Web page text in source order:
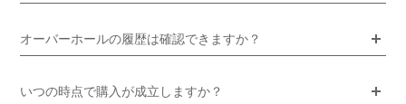
オーバーホールの履歴は確認できますか？
いつの時点で購入が成立しますか？